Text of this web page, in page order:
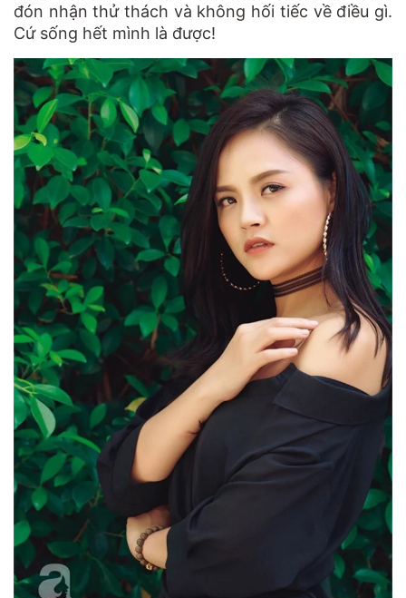
đón nhận thử thách và không hối tiếc về điều gì.
Cứ sống hết mình là được!